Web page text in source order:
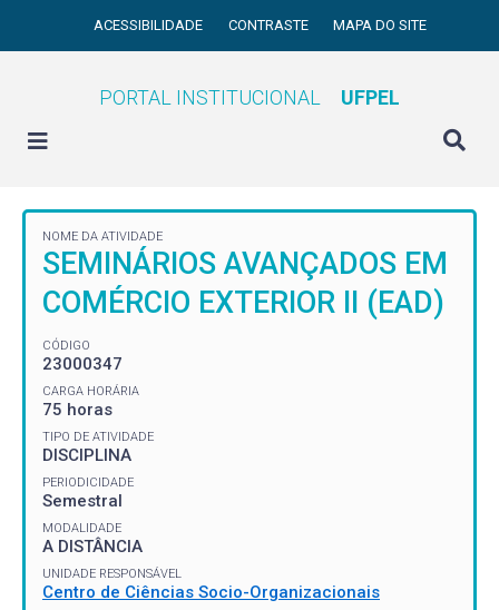
ACESSIBILIDADE CONTRASTE MAPA DO SITE
PORTAL INSTITUCIONAL UFPEL
NOME DA ATIVIDADE
SEMINÁRIOS AVANÇADOS EM
COMÉRCIO EXTERIOR II (EAD)
CÓDIGO
23000347
CARGA HORÁRIA
75 horas
TIPO DE ATIVIDADE
DISCIPLINA
PERIODICIDADE
Semestral
MODALIDADE
A DISTÂNCIA
UNIDADE RESPONSÁVEL
Centro de Ciências Socio-Organizacionais